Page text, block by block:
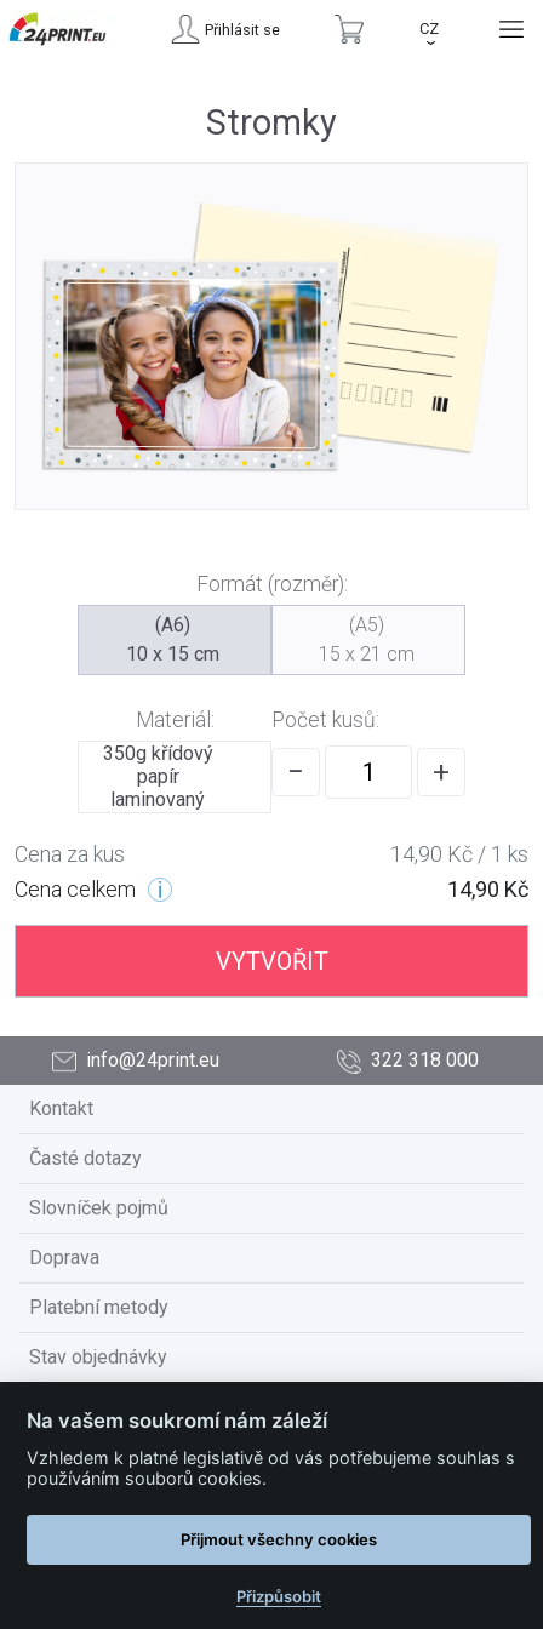
Přihlásit se CZ
›
Stromky
Formát (rozměr):
(A6)
10 x 15 cm
(A5)
15 x 21 cm
Materiál:
350g křídový
papír
laminovaný
Počet kusů:
− +
Cena za kus
14,90 Kč / 1 ks
Cena celkem
14,90 Kč
VYTVOŘIT
info@24print.eu 322 318 000
Kontakt
Časté dotazy
Slovníček pojmů
Doprava
Platební metody
Stav objednávky
Obchodní podmínky
Technické podmínky
Na vašem soukromí nám záleží
Vzhledem k platné legislativě od vás potřebujeme souhlas s
používáním souborů cookies.
Přijmout všechny cookies
Přizpůsobit